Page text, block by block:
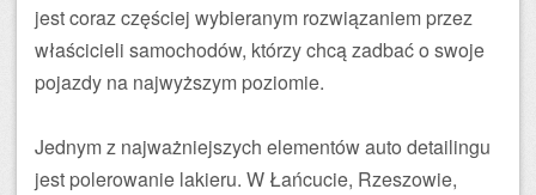
jest coraz częściej wybieranym rozwiązaniem przez
właścicieli samochodów, którzy chcą zadbać o swoje
pojazdy na najwyższym poziomie.
Jednym z najważniejszych elementów auto detailingu
jest polerowanie lakieru. W Łańcucie, Rzeszowie,